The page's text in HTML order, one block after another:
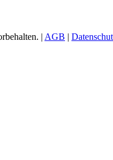
| AGB |